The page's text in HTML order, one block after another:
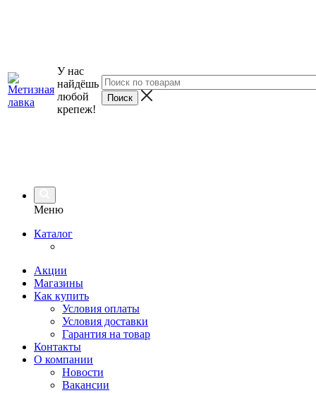
У нас
найдёшь
любой
крепеж!
Меню
Каталог
Акции
Магазины
Как купить
Условия оплаты
Условия доставки
Гарантия на товар
Контакты
О компании
Новости
Вакансии